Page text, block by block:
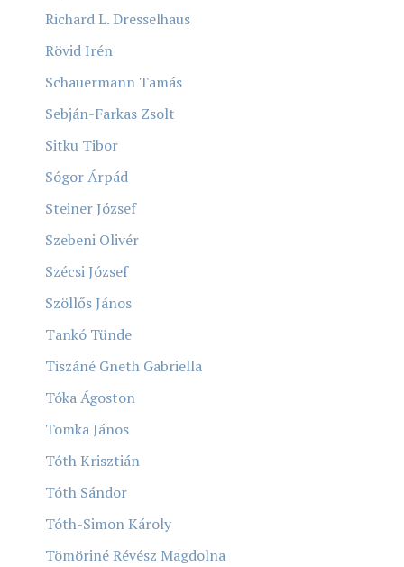
Richard L. Dresselhaus
Rövid Irén
Schauermann Tamás
Sebján-Farkas Zsolt
Sitku Tibor
Sógor Árpád
Steiner József
Szebeni Olivér
Szécsi József
Szöllős János
Tankó Tünde
Tiszáné Gneth Gabriella
Tóka Ágoston
Tomka János
Tóth Krisztián
Tóth Sándor
Tóth-Simon Károly
Tömöriné Révész Magdolna